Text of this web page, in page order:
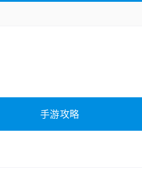
安全相关 应用软件
综合其它
手游攻略